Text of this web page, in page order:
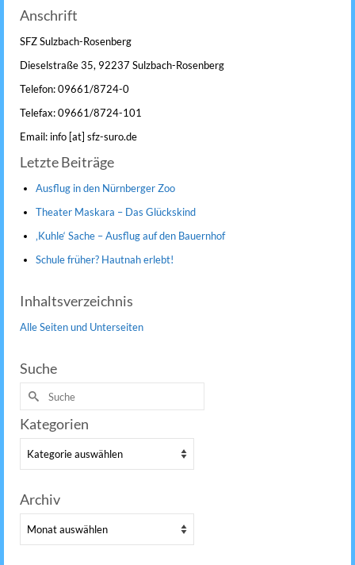
Anschrift
SFZ Sulzbach-Rosenberg
Dieselstraße 35, 92237 Sulzbach-Rosenberg
Telefon: 09661/8724-0
Telefax: 09661/8724-101
Email: info [at] sfz-suro.de
Letzte Beiträge
Ausflug in den Nürnberger Zoo
Theater Maskara – Das Glückskind
‚Kuhle‘ Sache – Ausflug auf den Bauernhof
Schule früher? Hautnah erlebt!
Inhaltsverzeichnis
Alle Seiten und Unterseiten
Suche
Suche
nach:
Kategorien
Kategorien
Archiv
Archiv